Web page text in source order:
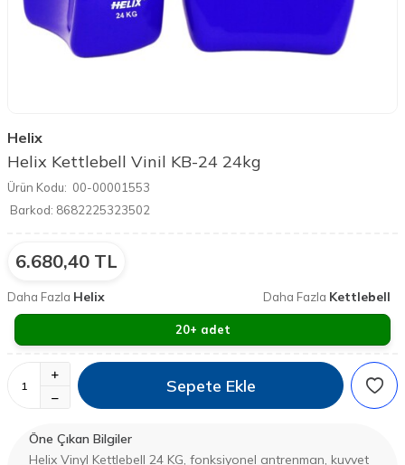
Helix
Helix Kettlebell Vinil KB-24 24kg
Ürün Kodu: 00-00001553
Barkod: 8682225323502
6.680,40 TL
Daha Fazla Helix Daha Fazla Kettlebell
20+ adet
Sepete Ekle
Öne Çıkan Bilgiler
Helix Vinyl Kettlebell 24 KG, fonksiyonel antrenman, kuvvet